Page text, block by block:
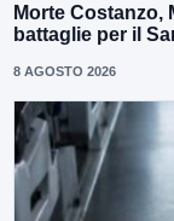
Morte Costanzo,
battaglie per il
8 AGOSTO 2026